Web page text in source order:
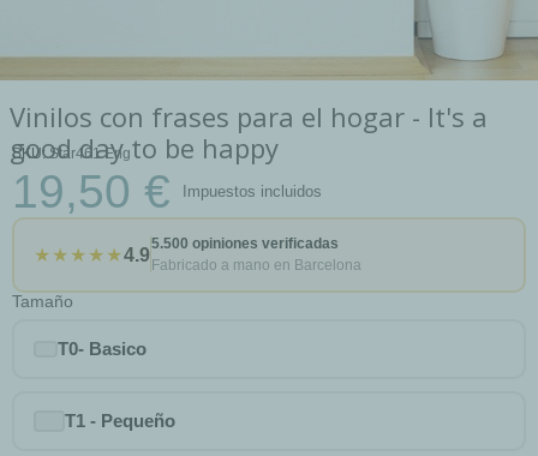
Vinilos con frases para el hogar - It's a
good day to be happy
SKU Star461 Eng
19,50 € Impuestos incluidos
★★★★★4.9
5.500 opiniones verificadas
Fabricado a mano en Barcelona
Tamaño
T0- Basico
T1 - Pequeño